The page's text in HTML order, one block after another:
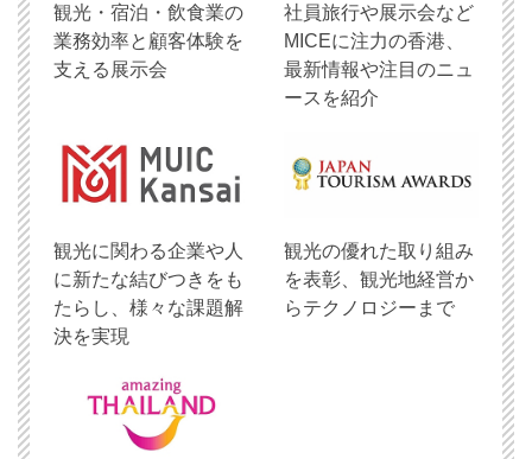
観光・宿泊・飲食業の
業務効率と顧客体験を
支える展示会
社員旅行や展示会など
MICEに注力の香港、
最新情報や注目のニュ
ースを紹介
観光に関わる企業や人
に新たな結びつきをも
たらし、様々な課題解
決を実現
観光の優れた取り組み
を表彰、観光地経営か
らテクノロジーまで